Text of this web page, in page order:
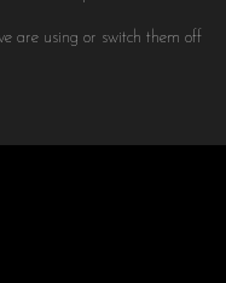
are using or switch them off